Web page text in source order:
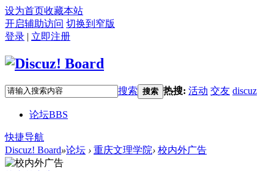
设为首页收藏本站
开启辅助访问 切换到窄版
登录 | 立即注册
搜索 搜索 热搜: 活动 交友 discuz
论坛BBS
快捷导航
Discuz! Board»论坛 › 重庆文理学院› 校内外广告